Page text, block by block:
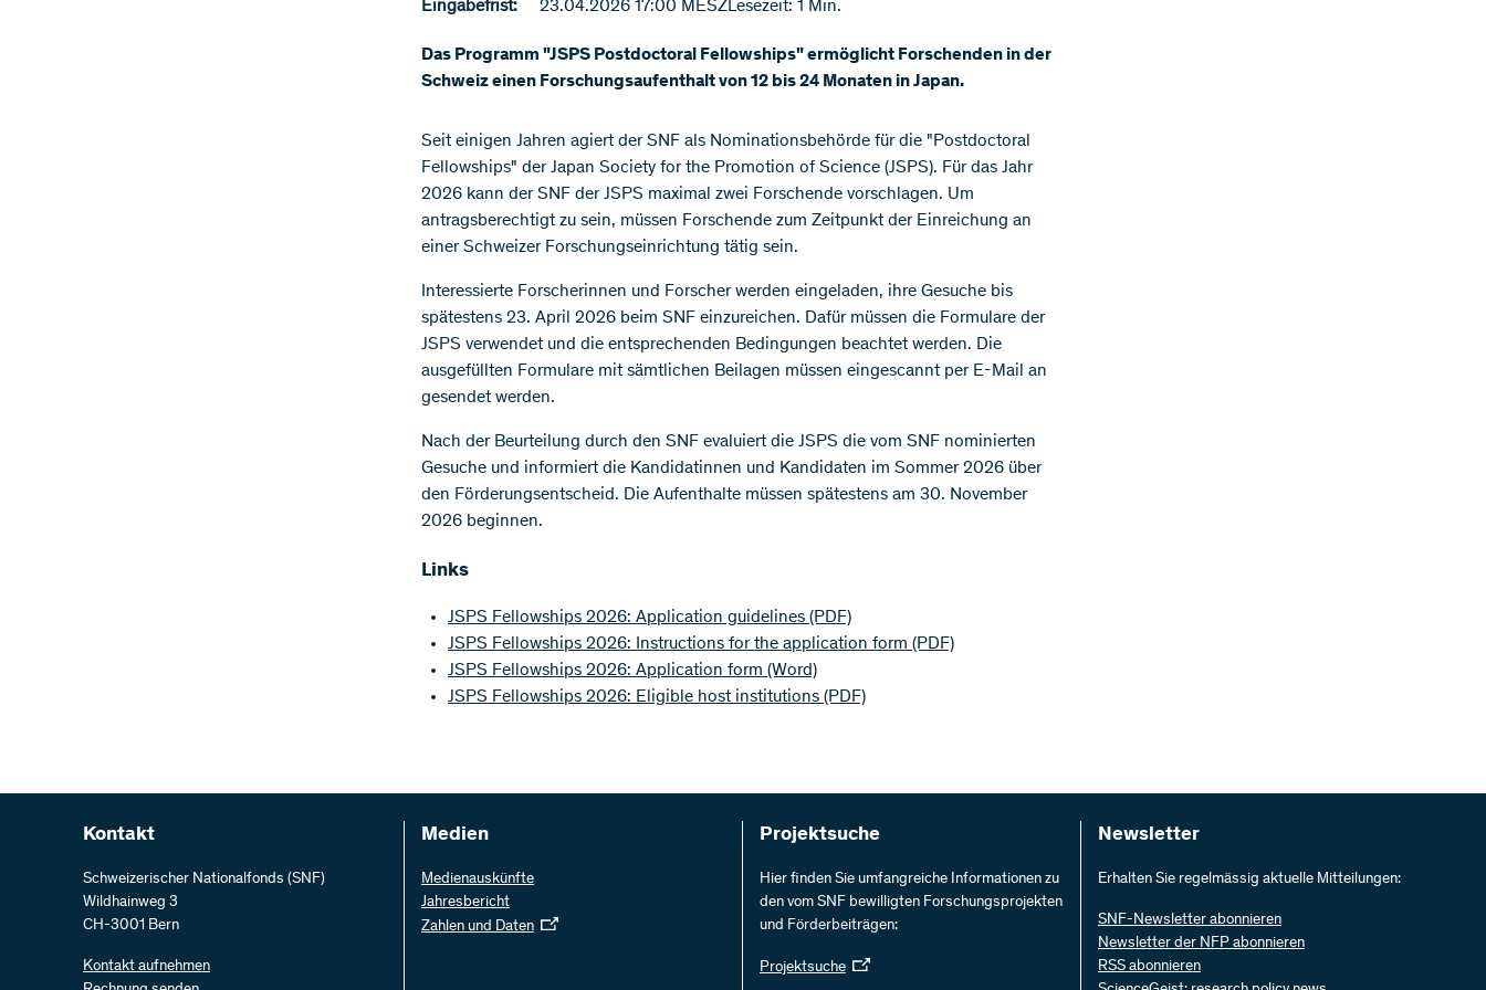
Eingabefrist: 23.04.2026 17:00 MESZLesezeit: 1 Min.
Das Programm "JSPS Postdoctoral Fellowships" ermöglicht Forschenden in der
Schweiz einen Forschungsaufenthalt von 12 bis 24 Monaten in Japan.
Seit einigen Jahren agiert der SNF als Nominationsbehörde für die "Postdoctoral
Fellowships" der Japan Society for the Promotion of Science (JSPS). Für das Jahr
2026 kann der SNF der JSPS maximal zwei Forschende vorschlagen. Um
antragsberechtigt zu sein, müssen Forschende zum Zeitpunkt der Einreichung an
einer Schweizer Forschungseinrichtung tätig sein.
Interessierte Forscherinnen und Forscher werden eingeladen, ihre Gesuche bis
spätestens 23. April 2026 beim SNF einzureichen. Dafür müssen die Formulare der
JSPS verwendet und die entsprechenden Bedingungen beachtet werden. Die
ausgefüllten Formulare mit sämtlichen Beilagen müssen eingescannt per E-Mail an
gesendet werden.
Nach der Beurteilung durch den SNF evaluiert die JSPS die vom SNF nominierten
Gesuche und informiert die Kandidatinnen und Kandidaten im Sommer 2026 über
den Förderungsentscheid. Die Aufenthalte müssen spätestens am 30. November
2026 beginnen.
Links
JSPS Fellowships 2026: Application guidelines (PDF)
JSPS Fellowships 2026: Instructions for the application form (PDF)
JSPS Fellowships 2026: Application form (Word)
JSPS Fellowships 2026: Eligible host institutions (PDF)
Kontakt
Schweizerischer Nationalfonds (SNF)
Wildhainweg 3
CH-3001 Bern
Kontakt aufnehmen
Medien
Medienauskünfte
Jahresbericht
Zahlen und Daten
Projektsuche
Hier finden Sie umfangreiche Informationen zu
den vom SNF bewilligten Forschungsprojekten
und Förderbeiträgen:
Projektsuche
Newsletter
Erhalten Sie regelmässig aktuelle Mitteilungen:
SNF-Newsletter abonnieren
Newsletter der NFP abonnieren
RSS abonnieren